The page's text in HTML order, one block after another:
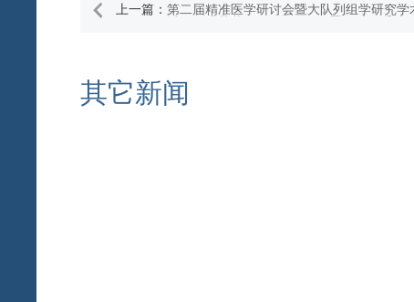
上一篇： 第二届精准医学研讨会暨大队列组学研究学
其它新闻